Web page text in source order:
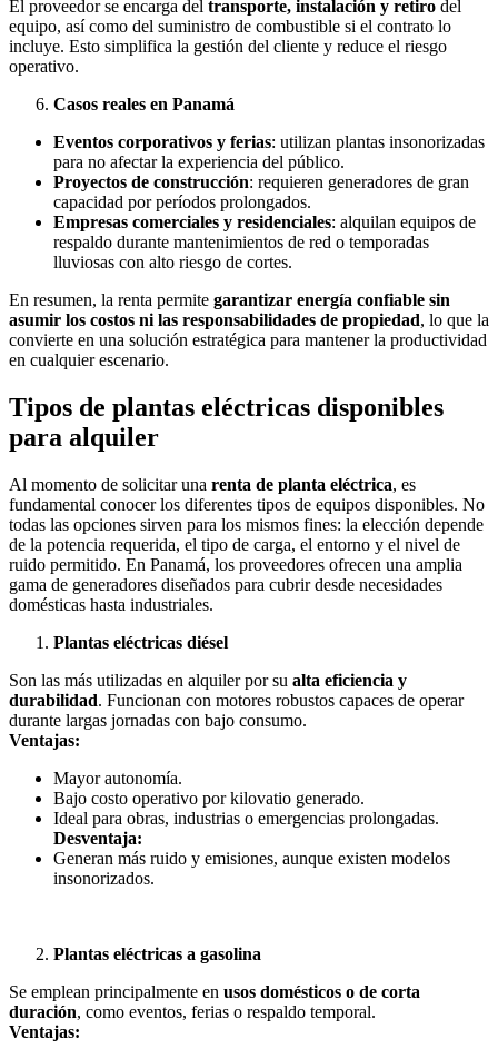
El proveedor se encarga del transporte, instalación y retiro del
equipo, así como del suministro de combustible si el contrato lo
incluye. Esto simplifica la gestión del cliente y reduce el riesgo
operativo.
Casos reales en Panamá
Eventos corporativos y ferias: utilizan plantas insonorizadas
para no afectar la experiencia del público.
Proyectos de construcción: requieren generadores de gran
capacidad por períodos prolongados.
Empresas comerciales y residenciales: alquilan equipos de
respaldo durante mantenimientos de red o temporadas
lluviosas con alto riesgo de cortes.
En resumen, la renta permite garantizar energía confiable sin
asumir los costos ni las responsabilidades de propiedad, lo que la
convierte en una solución estratégica para mantener la productividad
en cualquier escenario.
Tipos de plantas eléctricas disponibles
para alquiler
Al momento de solicitar una renta de planta eléctrica, es
fundamental conocer los diferentes tipos de equipos disponibles. No
todas las opciones sirven para los mismos fines: la elección depende
de la potencia requerida, el tipo de carga, el entorno y el nivel de
ruido permitido. En Panamá, los proveedores ofrecen una amplia
gama de generadores diseñados para cubrir desde necesidades
domésticas hasta industriales.
Plantas eléctricas diésel
Son las más utilizadas en alquiler por su alta eficiencia y
durabilidad. Funcionan con motores robustos capaces de operar
durante largas jornadas con bajo consumo.
Ventajas:
Mayor autonomía.
Bajo costo operativo por kilovatio generado.
Ideal para obras, industrias o emergencias prolongadas.
Desventaja:
Generan más ruido y emisiones, aunque existen modelos
insonorizados.
Plantas eléctricas a gasolina
Se emplean principalmente en usos domésticos o de corta
duración, como eventos, ferias o respaldo temporal.
Ventajas: